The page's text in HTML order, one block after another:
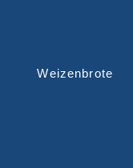
Weizenbrote